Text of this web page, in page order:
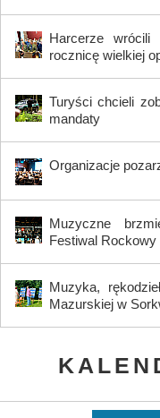
Harcerze wrócili
rocznicę wielkiej
Turyści chcieli
mandaty
Organizacje
Muzyczne
Festiwal Rockowy
Muzyka,
Mazurskiej w